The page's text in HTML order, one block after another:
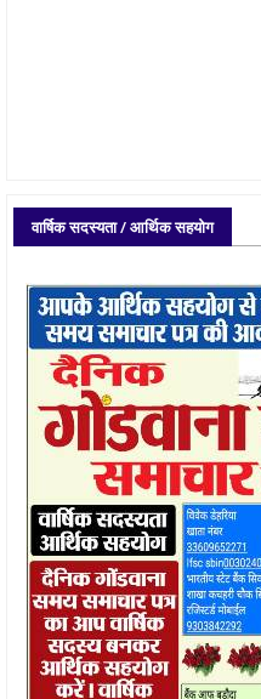
वार्षिक सदस्यता / आर्थिक सहयोग